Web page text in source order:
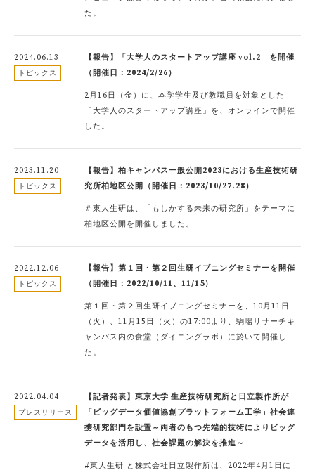
た。
2024.06.13
トピックス
【報告】「大学人のスタートアップ講座 vol.2」を開催
（開催日：2024/2/26）
2月16日（金）に、本学学生及び教職員を対象とした
「大学人のスタートアップ講座」を、オンラインで開催
した。
2023.11.20
トピックス
【報告】柏キャンパス一般公開2023における生産技術研
究所柏地区公開（開催日：2023/10/27.28）
＃東大生研は、「もしかする未来の研究所」をテーマに
柏地区公開を開催しました。
2022.12.06
トピックス
【報告】第１回・第２回生研イブニングセミナーを開催
（開催日：2022/10/11、11/15）
第１回・第２回生研イブニングセミナーを、10月11日
（火）、11月15日（火）の17:00より、駒場リサーチキ
ャンパス内の食堂（ダイニングラボ）に於いて開催し
た。
2022.04.04
プレスリリース
【記者発表】東京大学 生産技術研究所と日立製作所が
「ビッグデータ価値協創プラットフォーム工学」社会連
携研究部門を設置～両者のもつ先端的技術によりビッグ
データを活用し、社会課題の解決を推進～
#東大生研 と株式会社日立製作所は、2022年4月1日に